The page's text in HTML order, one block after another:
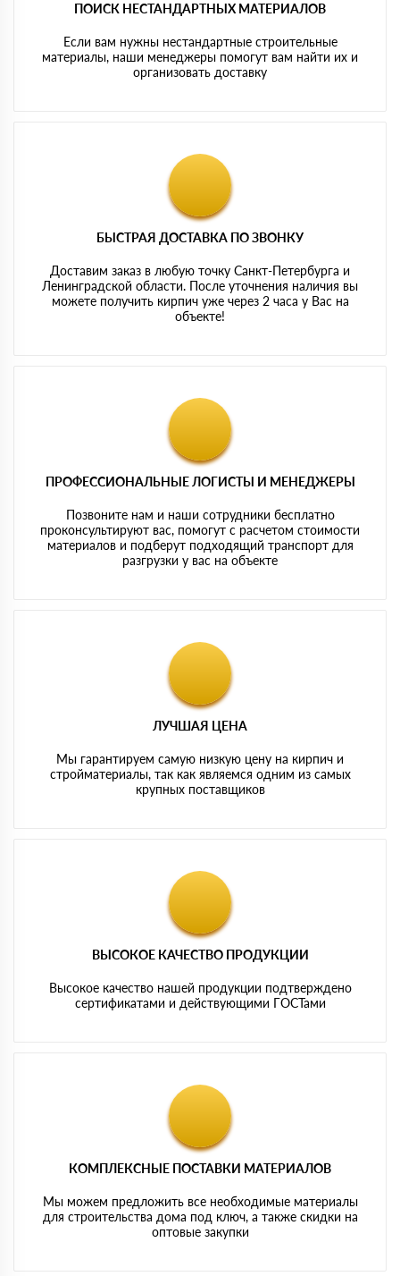
ПОИСК НЕСТАНДАРТНЫХ МАТЕРИАЛОВ
Если вам нужны нестандартные строительные
материалы, наши менеджеры помогут вам найти их и
организовать доставку
БЫСТРАЯ ДОСТАВКА ПО ЗВОНКУ
Доставим заказ в любую точку Санкт-Петербурга и
Ленинградской области. После уточнения наличия вы
можете получить кирпич уже через 2 часа у Вас на
объекте!
ПРОФЕССИОНАЛЬНЫЕ ЛОГИСТЫ И МЕНЕДЖЕРЫ
Позвоните нам и наши сотрудники бесплатно
проконсультируют вас, помогут с расчетом стоимости
материалов и подберут подходящий транспорт для
разгрузки у вас на объекте
ЛУЧШАЯ ЦЕНА
Мы гарантируем самую низкую цену на кирпич и
стройматериалы, так как являемся одним из самых
крупных поставщиков
ВЫСОКОЕ КАЧЕСТВО ПРОДУКЦИИ
Высокое качество нашей продукции подтверждено
сертификатами и действующими ГОСТами
КОМПЛЕКСНЫЕ ПОСТАВКИ МАТЕРИАЛОВ
Мы можем предложить все необходимые материалы
для строительства дома под ключ, а также скидки на
оптовые закупки